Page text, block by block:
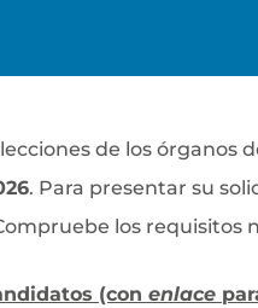
de los
. Para presentar su
los
(con enlace